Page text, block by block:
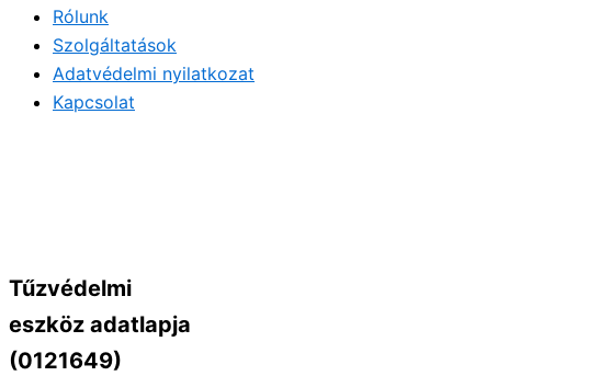
Rólunk
Szolgáltatások
Adatvédelmi nyilatkozat
Kapcsolat
Tűzvédelmi
eszköz adatlapja
(0121649)